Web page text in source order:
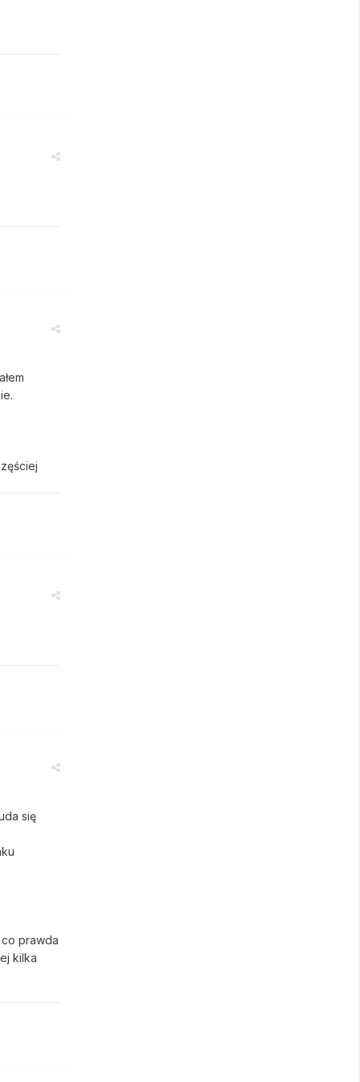
się
prawda
kilka